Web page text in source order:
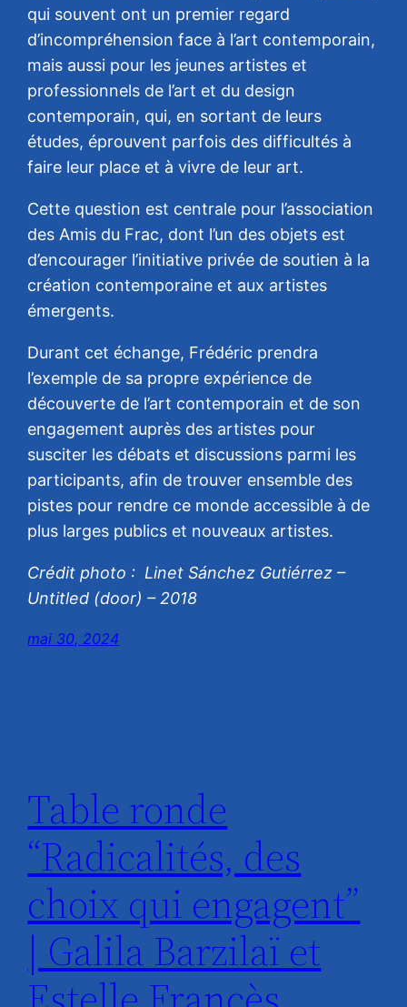
qui souvent ont un premier regard
d’incompréhension face à l’art contemporain,
mais aussi pour les jeunes artistes et
professionnels de l’art et du design
contemporain, qui, en sortant de leurs
études, éprouvent parfois des difficultés à
faire leur place et à vivre de leur art.
Cette question est centrale pour l’association
des Amis du Frac, dont l’un des objets est
d’encourager l’initiative privée de soutien à la
création contemporaine et aux artistes
émergents.
Durant cet échange, Frédéric prendra
l’exemple de sa propre expérience de
découverte de l’art contemporain et de son
engagement auprès des artistes pour
susciter les débats et discussions parmi les
participants, afin de trouver ensemble des
pistes pour rendre ce monde accessible à de
plus larges publics et nouveaux artistes.
Crédit photo : Linet Sánchez Gutiérrez –
Untitled (door) – 2018
mai 30, 2024
Table ronde
“Radicalités, des
choix qui engagent”
| Galila Barzilaï et